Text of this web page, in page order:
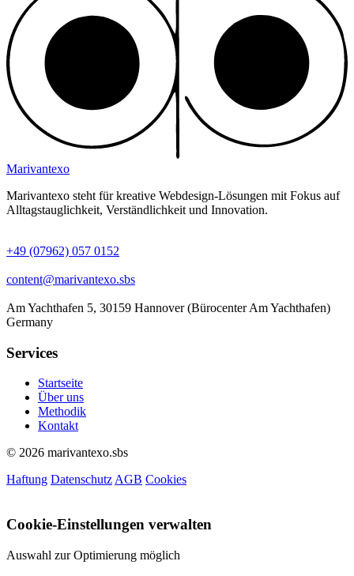
Marivantexo
Marivantexo steht für kreative Webdesign-Lösungen mit Fokus auf
Alltagstauglichkeit, Verständlichkeit und Innovation.
+49 (07962) 057 0152
content@marivantexo.sbs
Am Yachthafen 5, 30159 Hannover (Bürocenter Am Yachthafen)
Germany
Services
Startseite
Über uns
Methodik
Kontakt
© 2026 marivantexo.sbs
Haftung Datenschutz AGB Cookies
Cookie-Einstellungen verwalten
Auswahl zur Optimierung möglich